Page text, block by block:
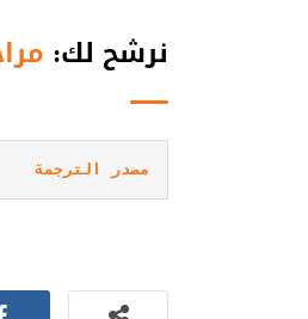
نرشح لك:
مصدر الترجمة